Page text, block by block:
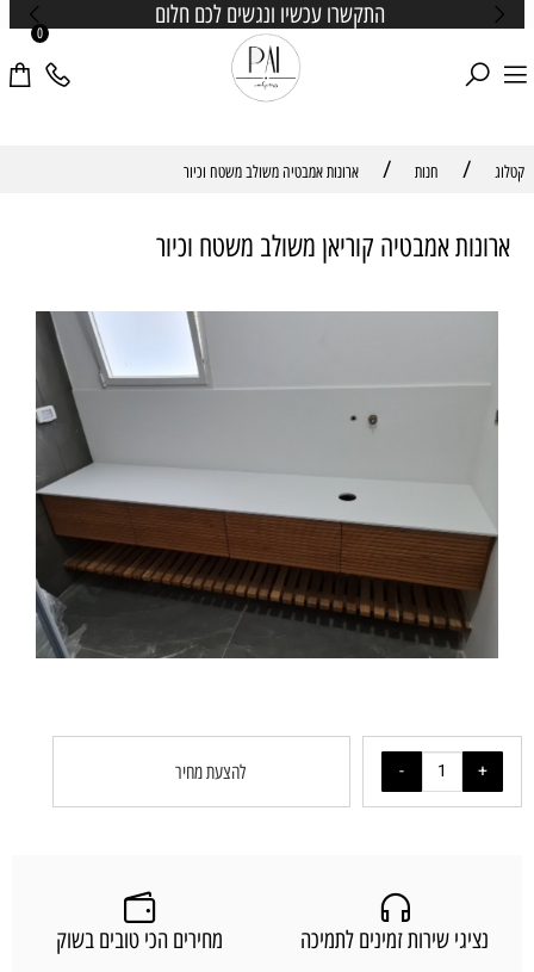
התקשרו עכשיו ונגשים לכם חלום
0
קטלוג / חנות / ארונות אמבטיה משולב משטח וכיור
ארונות אמבטיה קוריאן משולב משטח וכיור
להצעת מחיר
נציגי שירות זמינים לתמיכה מחירים הכי טובים בשוק